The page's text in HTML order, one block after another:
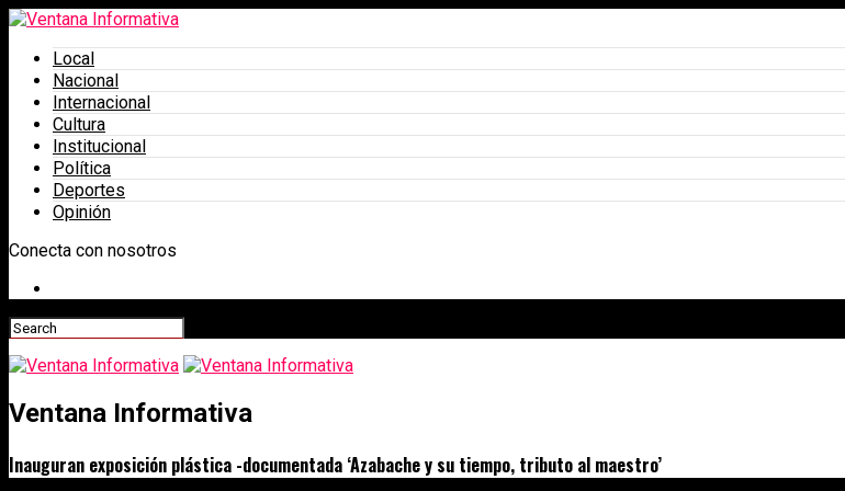
Local
Nacional
Internacional
Cultura
Institucional
Política
Deportes
Opinión
Conecta con nosotros
Ventana Informativa
Inauguran exposición plástica -documentada ‘Azabache y su tiempo, tributo al maestro’